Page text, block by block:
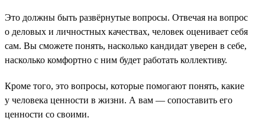
Это должны быть развёрнутые вопросы. Отвечая на вопрос
о деловых и личностных качествах, человек оценивает себя
сам. Вы сможете понять, насколько кандидат уверен в себе,
насколько комфортно с ним будет работать коллективу.
Кроме того, это вопросы, которые помогают понять, какие
у человека ценности в жизни. А вам — сопоставить его
ценности со своими.